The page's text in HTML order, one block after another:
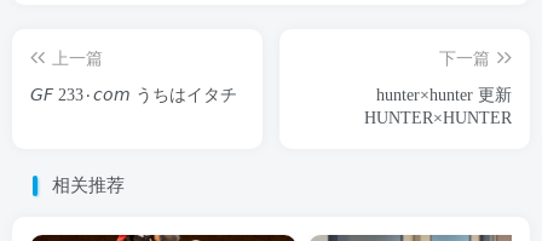
上一篇
𝘎𝘍 233۰𝘤𝘰𝘮 うちはイタチ
下一篇
hunter×hunter 更新
HUNTER×HUNTER
相关推荐